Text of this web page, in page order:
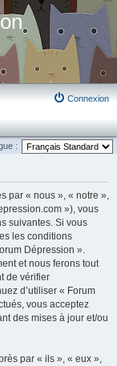
Connexion
:
par « nous », « notre »,
»), vous
suivantes. Si vous
les conditions
Dépression ».
et nous ferons tout
de vérifier
d’utiliser « Forum
vous acceptez
des mises à jour et/ou
par « ils », « eux »,